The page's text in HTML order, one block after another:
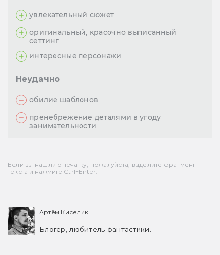
увлекательный сюжет
оригинальный, красочно выписанный
сеттинг
интересные персонажи
Неудачно
обилие шаблонов
пренебрежение деталями в угоду
занимательности
Если вы нашли опечатку, пожалуйста, выделите фрагмент
текста и нажмите Ctrl+Enter.
Артём Киселик
Блогер, любитель фантастики.